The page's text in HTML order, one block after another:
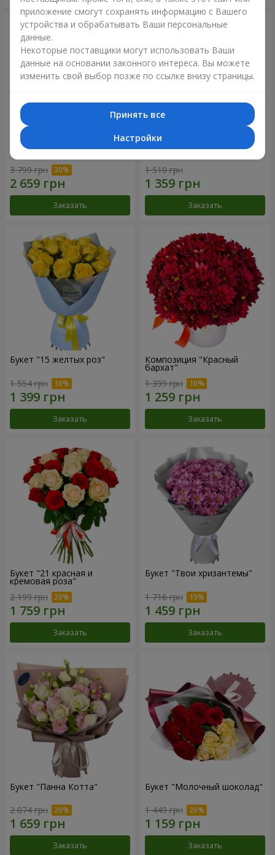
Букет "Крещатик"
3 799 грн
Заказать
Букет "Мы и лето"
1 510 грн
Заказать
Букет "15 желтых роз"
1 554 грн
Заказать
Композиция "Красный
бархат"
1 399 грн
Заказать
Букет "21 красная и
кремовая роза"
2 199 грн
Заказать
Букет "Твои хризантемы"
1 716 грн
Заказать
Букет "Панна Котта"
2 074 грн
Заказать
Букет "Молочный шоколад"
1 449 грн
Заказать
приложение смогут сохранять информацию с Вашего
устройства и обрабатывать Ваши персональные
данные.
Некоторые поставщики могут использовать Ваши
данные на основании законного интереса. Вы можете
изменить свой выбор позже по ссылке внизу страницы.
Принять все
Настройки